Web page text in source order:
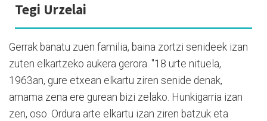
Tegi Urzelai
Gerrak banatu zuen familia, baina zortzi senideek izan
zuten elkartzeko aukera gerora. "18 urte nituela,
1963an, gure etxean elkartu ziren senide denak,
amama zena ere gurean bizi zelako. Hunkigarria izan
zen, oso. Ordura arte elkartu izan ziren batzuk eta